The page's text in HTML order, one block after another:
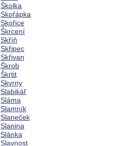
Školka
Skořápka
Skořice
Škrcení
Skříň
Skřipec
Skřivan
Škrob
Škrtit
Skvrny
Slabikář
Sláma
Slamník
Slaneček
Slanina
Slánka
Slavnost